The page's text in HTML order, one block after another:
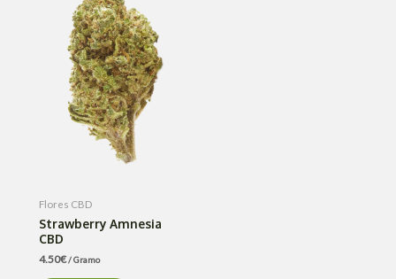
Flores CBD
Strawberry Amnesia
CBD
4.50€/ Gramo